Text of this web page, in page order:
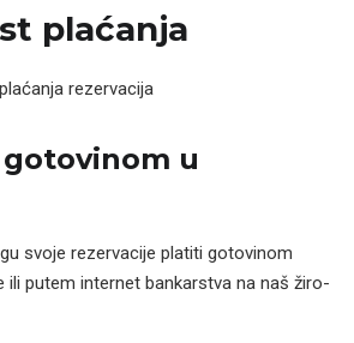
plaćanja
rezervacija
gotovinom u
svoje rezervacije platiti gotovinom
ili putem internet bankarstva na naš žiro-